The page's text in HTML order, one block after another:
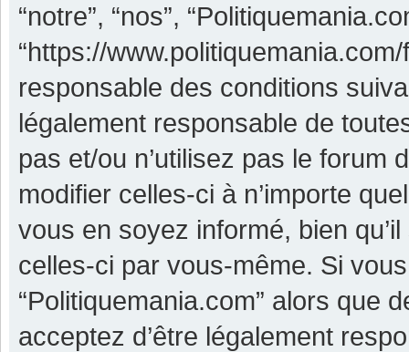
“notre”, “nos”,
“https://
responsable des conditions
légalement responsable de
pas et/ou n’utilisez pas le forum
modifier celles-ci à n’importe
vous en soyez informé, bien
celles-ci par vous-même. Si
“Politiquemania.com” alors que
acceptez d’être légalement